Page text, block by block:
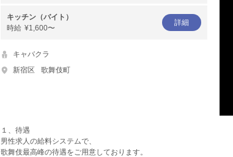
キッチン（バイト）
時給 ¥1,600〜
詳細
キャバクラ
新宿区
歌舞伎町
１、待遇
男性求人の給料システムで、
歌舞伎最高峰の待遇をご用意しております。